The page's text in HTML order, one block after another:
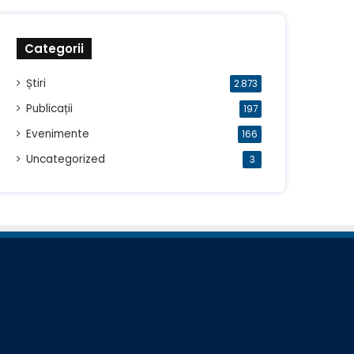
Categorii
Știri 2.873
Publicații 197
Evenimente 166
Uncategorized 3